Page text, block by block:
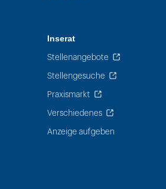
Inserat
Stellenangebote
Stellengesuche
Praxismarkt
Verschiedenes
Anzeige aufgeben